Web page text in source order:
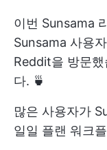
이번 Sunsama
Sunsama 사용
Reddit을 방문
다. 🍵
많은 사용자가
일일 플랜 워크